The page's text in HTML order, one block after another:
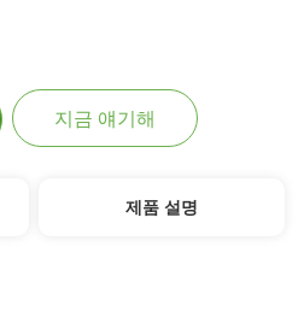
지금 얘기해
제품 설명